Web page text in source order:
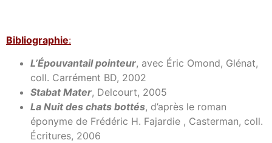
Bibliographie:
L’Épouvantail pointeur, avec Éric Omond, Glénat,
coll. Carrément BD, 2002
Stabat Mater, Delcourt, 2005
La Nuit des chats bottés, d’après le roman
éponyme de Frédéric H. Fajardie , Casterman, coll.
Écritures, 2006